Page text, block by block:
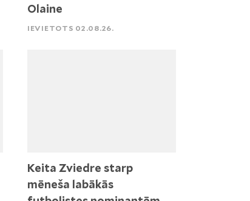
Olaine
IEVIETOTS 02.08.26.
Keita Zviedre starp
mēneša labākās